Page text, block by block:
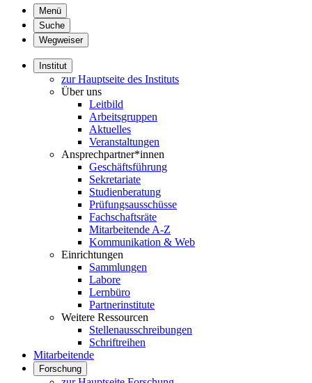
Menü
Suche
Wegweiser
Institut
zur Hauptseite des Instituts
Über uns
Leitbild
Arbeitsgruppen
Aktuelles
Veranstaltungen
Ansprechpartner*innen
Geschäftsführung
Sekretariate
Studienberatung
Prüfungsausschüsse
Fachschaftsräte
Mitarbeitende A-Z
Kommunikation & Web
Einrichtungen
Sammlungen
Labore
Lernbüro
Partnerinstitute
Weitere Ressourcen
Stellenausschreibungen
Schriftreihen
Mitarbeitende
Forschung